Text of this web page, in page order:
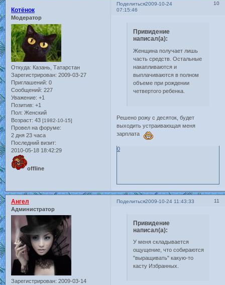
Поделиться 10
2009-10-24
07:15:46
Котёнок
Модератор
Откуда: Казань, Татарстан
Зарегистрирован: 2009-03-27
Приглашений: 0
Сообщений: 227
Уважение: +1
Позитив: +1
Пол: Женский
Возраст: 43 [1982-10-15]
Провел на форуме:
2 дня 23 часа
Последний визит:
2010-05-18 18:42:29
offline
Привидение
написал(а):
Женщина получает лишь
часть средств. Остальные
накапливаются и
выплачиваются в полном
объеме при рождении
четвертого ребенка.
Решено рожу с десяток, будет
выходить устраивающая меня
зарплата
0
Поделиться 11
2009-10-24 11:43:33
Ангел
Администратор
Зарегистрирован: 2009-03-14
Привидение
написал(а):
У меня складывается
ощущение, что собираются
"выращивать" какую-то
касту Избранных.